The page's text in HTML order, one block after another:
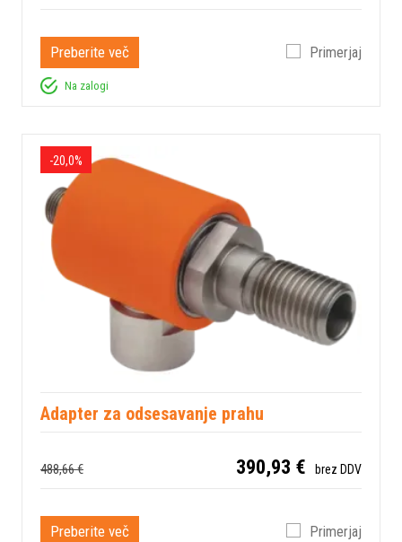
Preberite več Primerjaj
Na zalogi
-20,0%
Adapter za odsesavanje prahu
488,66 € 390,93 € brez DDV
Preberite več Primerjaj